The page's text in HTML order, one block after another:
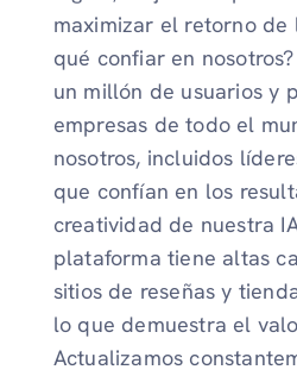
maximizar el retorno de
qué confiar en
un millón de usuarios y
empresas de todo el
nosotros, incluidos
que confían en los
creatividad de nuestra
plataforma tiene altas
sitios de reseñas y
lo que demuestra el
Actualizamos